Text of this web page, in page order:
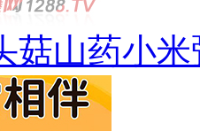
菇山药小米